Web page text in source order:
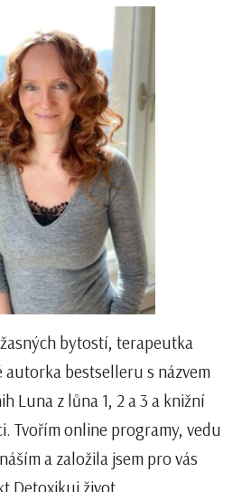
bytostí, terapeutka
autorka bestselleru s názvem
Luna z lůna 1, 2 a 3 a knižní
Tvořím online programy, vedu
a založila jsem pro vás